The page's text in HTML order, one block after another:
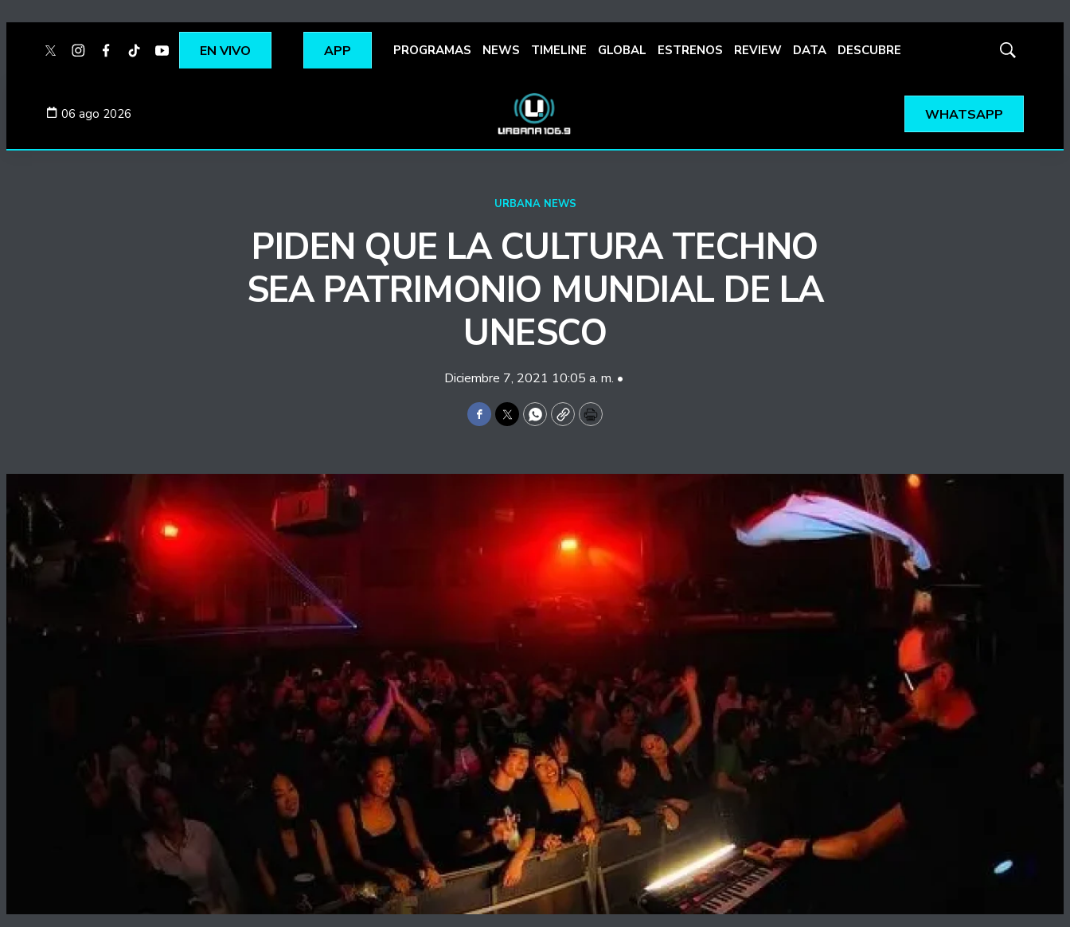
twitterinstagram
facebook
tiktokyoutubespotify
EN VIVO APP PROGRAMAS NEWS TIMELINE GLOBAL ESTRENOS REVIEW DATA DESCUBRE
Mostrar
06 ago 2026 WHATSAPP
URBANA NEWS
PIDEN QUE LA CULTURA TECHNO
SEA PATRIMONIO MUNDIAL DE LA
UNESCO
Diciembre 7, 2021 10:05 a. m. •
Facebook
TwitterWhatsApp
CopyPrint